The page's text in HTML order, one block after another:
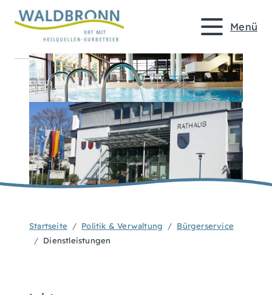
Menü
Startseite Politik & Verwaltung
Bürgerservice
Dienstleistungen